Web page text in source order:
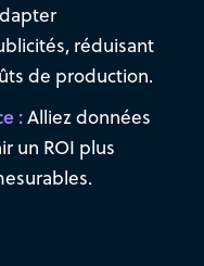
réduisant
de production.
:Alliez données
un ROI plus